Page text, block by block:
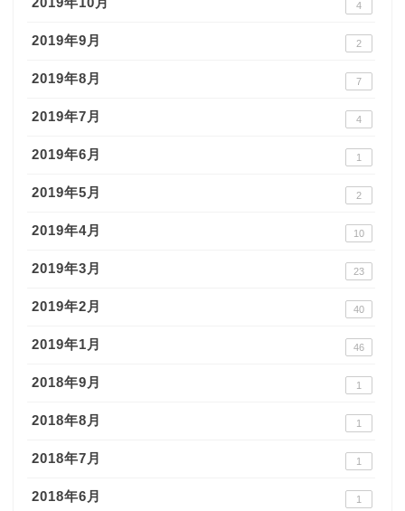
4
2019年9月 2
2019年8月 7
2019年7月 4
2019年6月 1
2019年5月 2
2019年4月 10
2019年3月 23
2019年2月 40
2019年1月 46
2018年9月 1
2018年8月 1
2018年7月 1
2018年6月 1